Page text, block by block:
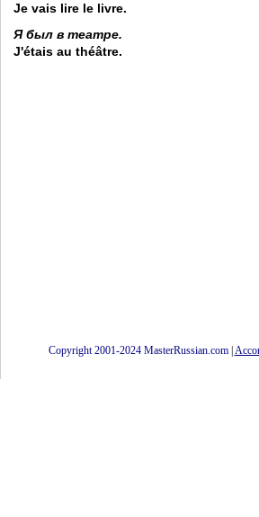
Je vais lire le livre.
Я был в театре.
J'étais au théâtre.
Copyright 2001-2024 MasterRussian.com|